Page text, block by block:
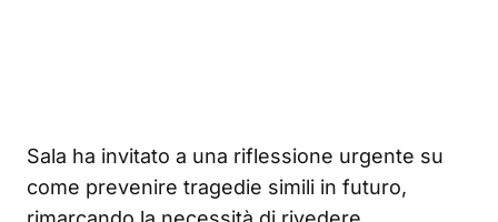
Sala ha invitato a una riflessione urgente su
come prevenire tragedie simili in futuro,